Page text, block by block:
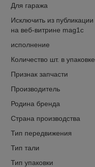
Для гаража
Исключить из публикации
на веб-витрине mag1c
исполнение
Количество шт. в упаковке
Признак запчасти
Производитель
Родина бренда
Страна производства
Тип передвижения
Тип тали
Тип упаковки